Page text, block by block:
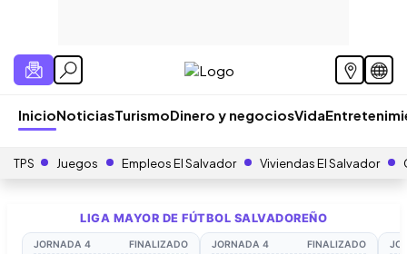
InicioNoticiasTurismoDinero y negociosVida
TPS Juegos Empleos El Salvador Viviendas El Salvador